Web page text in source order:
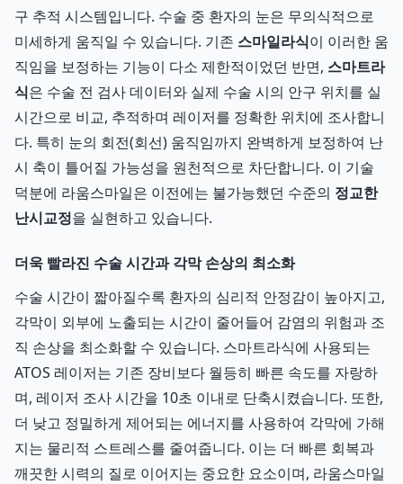
구 추적 시스템입니다. 수술 중 환자의 눈은 무의식적으로
미세하게 움직일 수 있습니다. 기존 스마일라식이 이러한 움
직임을 보정하는 기능이 다소 제한적이었던 반면, 스마트라
식은 수술 전 검사 데이터와 실제 수술 시의 안구 위치를 실
시간으로 비교, 추적하며 레이저를 정확한 위치에 조사합니
다. 특히 눈의 회전(회선) 움직임까지 완벽하게 보정하여 난
시 축이 틀어질 가능성을 원천적으로 차단합니다. 이 기술
덕분에 라움스마일은 이전에는 불가능했던 수준의 정교한
난시교정을 실현하고 있습니다.
더욱 빨라진 수술 시간과 각막 손상의 최소화
수술 시간이 짧아질수록 환자의 심리적 안정감이 높아지고,
각막이 외부에 노출되는 시간이 줄어들어 감염의 위험과 조
직 손상을 최소화할 수 있습니다. 스마트라식에 사용되는
ATOS 레이저는 기존 장비보다 월등히 빠른 속도를 자랑하
며, 레이저 조사 시간을 10초 이내로 단축시켰습니다. 또한,
더 낮고 정밀하게 제어되는 에너지를 사용하여 각막에 가해
지는 물리적 스트레스를 줄여줍니다. 이는 더 빠른 회복과
깨끗한 시력의 질로 이어지는 중요한 요소이며, 라움스마일